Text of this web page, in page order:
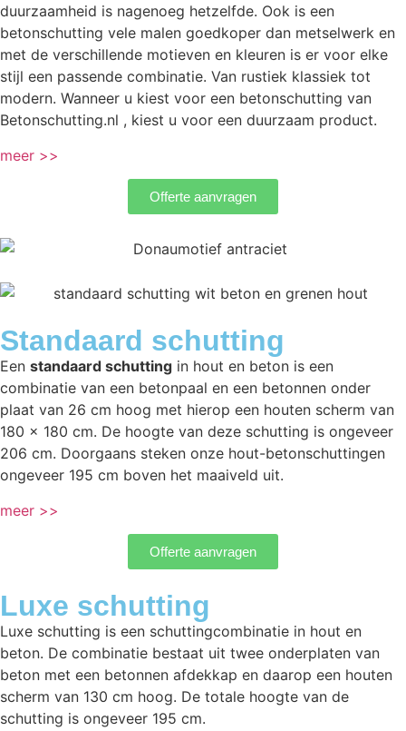
duurzaamheid is nagenoeg hetzelfde. Ook is een
betonschutting vele malen goedkoper dan metselwerk en
met de verschillende motieven en kleuren is er voor elke
stijl een passende combinatie. Van rustiek klassiek tot
modern. Wanneer u kiest voor een betonschutting van
Betonschutting.nl , kiest u voor een duurzaam product.
meer >>
Offerte aanvragen
Standaard schutting
Een standaard schutting in hout en beton is een
combinatie van een betonpaal en een betonnen onder
plaat van 26 cm hoog met hierop een houten scherm van
180 x 180 cm. De hoogte van deze schutting is ongeveer
206 cm. Doorgaans steken onze hout-betonschuttingen
ongeveer 195 cm boven het maaiveld uit.
meer >>
Offerte aanvragen
Luxe schutting
Luxe schutting is een schuttingcombinatie in hout en
beton. De combinatie bestaat uit twee onderplaten van
beton met een betonnen afdekkap en daarop een houten
scherm van 130 cm hoog. De totale hoogte van de
schutting is ongeveer 195 cm.